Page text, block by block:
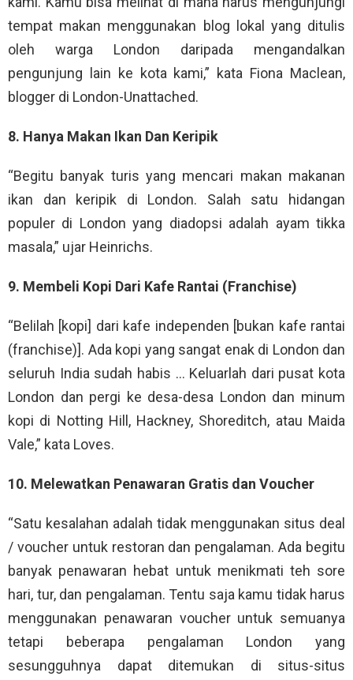
tempat makan menggunakan blog lokal yang ditulis
oleh warga London daripada mengandalkan
pengunjung lain ke kota kami,” kata Fiona Maclean,
blogger di London-Unattached.
8. Hanya Makan Ikan Dan Keripik
“Begitu banyak turis yang mencari makan makanan
ikan dan keripik di London. Salah satu hidangan
populer di London yang diadopsi adalah ayam tikka
masala,” ujar Heinrichs.
9. Membeli Kopi Dari Kafe Rantai (Franchise)
“Belilah [kopi] dari kafe independen [bukan kafe rantai
(franchise)]. Ada kopi yang sangat enak di London dan
seluruh India sudah habis … Keluarlah dari pusat kota
London dan pergi ke desa-desa London dan minum
kopi di Notting Hill, Hackney, Shoreditch, atau Maida
Vale,” kata Loves.
10. Melewatkan Penawaran Gratis dan Voucher
“Satu kesalahan adalah tidak menggunakan situs deal
/ voucher untuk restoran dan pengalaman. Ada begitu
banyak penawaran hebat untuk menikmati teh sore
hari, tur, dan pengalaman. Tentu saja kamu tidak harus
menggunakan penawaran voucher untuk semuanya
tetapi beberapa pengalaman London yang
sesungguhnya dapat ditemukan di situs-situs